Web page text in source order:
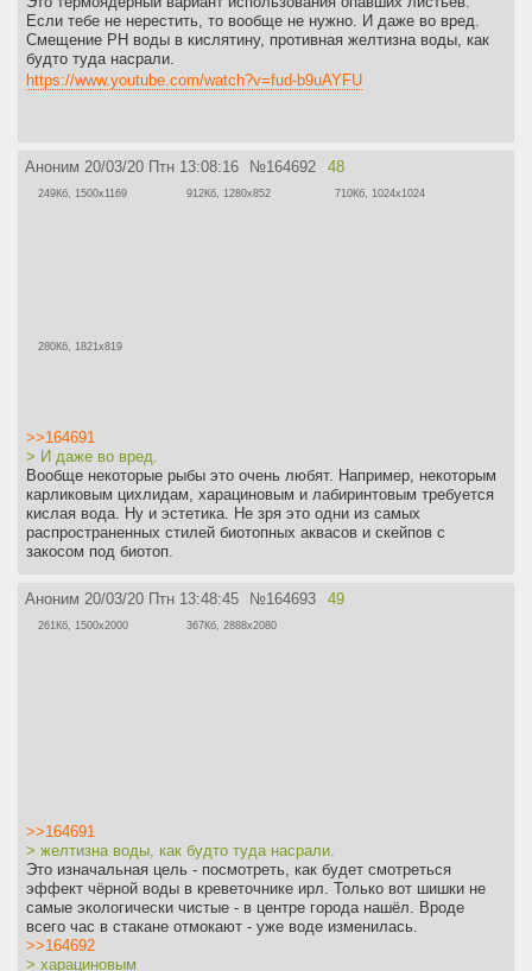
Если тебе не нерестить, то вообще не нужно. И даже во вред.
Смещение PH воды в кислятину, противная желтизна воды, как
будто туда насрали.
https://www.youtube.com/watch?v=fud-b9uAYFU
Аноним 20/03/20 Птн 13:08:16 №164692 48
249Кб, 1500x1169 912Кб, 1280x852 710Кб, 1024x1024
280Кб, 1821x819
>>164691
> И даже во вред.
Вообще некоторые рыбы это очень любят. Например, некоторым
карликовым цихлидам, харациновым и лабиринтовым требуется
кислая вода. Ну и эстетика. Не зря это одни из самых
распространенных стилей биотопных аквасов и скейпов с
закосом под биотоп.
Аноним 20/03/20 Птн 13:48:45 №164693 49
261Кб, 1500x2000 367Кб, 2888x2080
>>164691
> желтизна воды, как будто туда насрали.
Это изначальная цель - посмотреть, как будет смотреться
эффект чёрной воды в креветочнике ирл. Только вот шишки не
самые экологически чистые - в центре города нашёл. Вроде
всего час в стакане отмокают - уже воде изменилась.
>>164692
> харациновым